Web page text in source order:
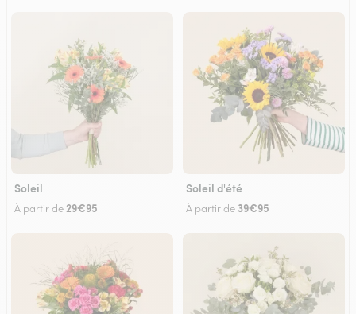
Soleil
À partir de 29€95
Soleil d'été
À partir de 39€95